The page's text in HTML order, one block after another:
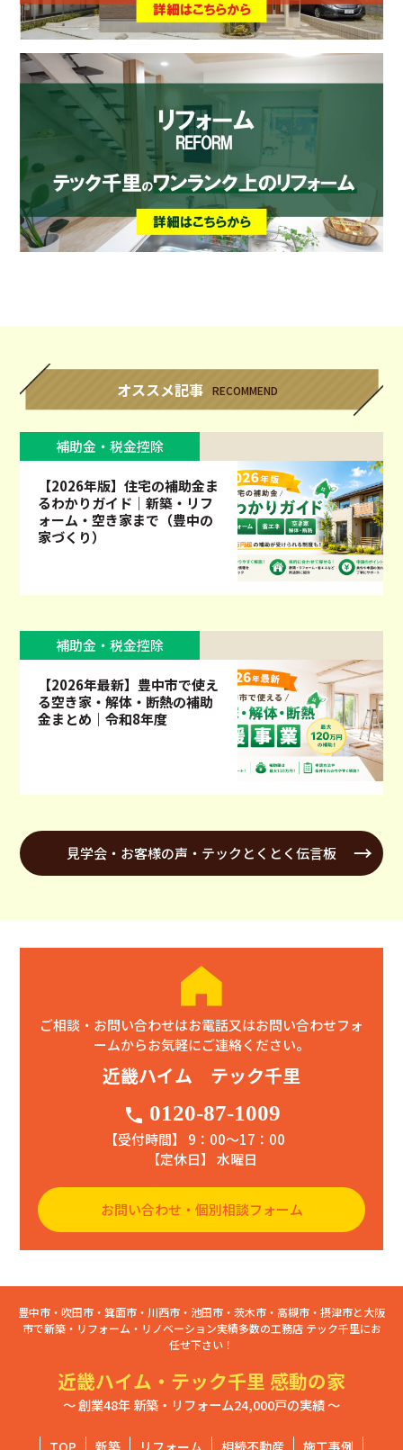
オススメ記事 RECOMMEND
補助金・税金控除
【2026年版】住宅の補助金ま
るわかりガイド｜新築・リフ
ォーム・空き家まで（豊中の
家づくり）
補助金・税金控除
【2026年最新】豊中市で使え
る空き家・解体・断熱の補助
金まとめ｜令和8年度
見学会・お客様の声・テックとくとく伝言板
ご相談・お問い合わせはお電話又はお問い合わせフォ
ームからお気軽にご連絡ください。
近畿ハイム テック千里
phone 0120-87-1009
【受付時間】 9：00〜17：00
【定休日】 水曜日
お問い合わせ・個別相談フォーム
豊中市・吹田市・箕面市・川西市・池田市・茨木市・高槻市・摂津市と大阪
市で新築・リフォーム・リノベーション実績多数の工務店 テック千里にお
任せ下さい！
近畿ハイム・テック千里 感動の家
～ 創業48年 新築・リフォーム24,000戸の実績 ～
TOP 新築 リフォーム 相続不動産 施工事例